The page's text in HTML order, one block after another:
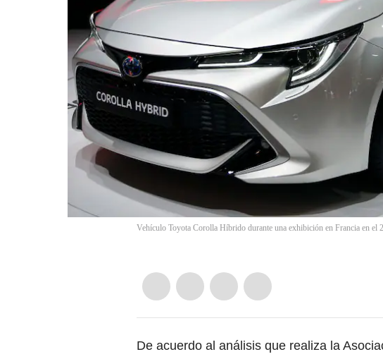
Vehículo Toyota Corolla Híbrido durante una exhibición en Francia en el
De acuerdo al análisis que realiza la